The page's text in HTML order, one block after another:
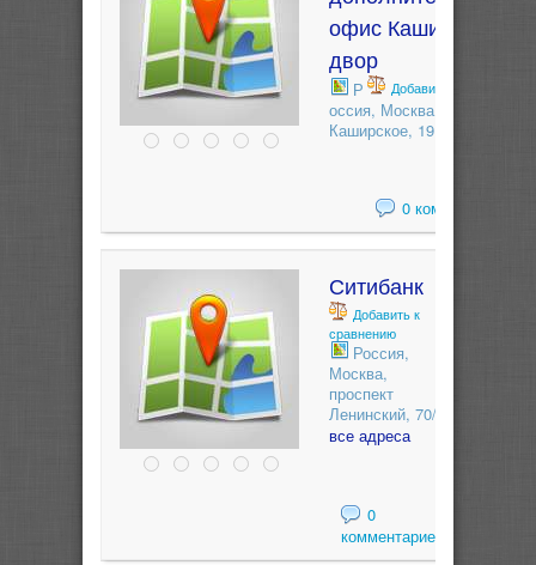
офис Каширский
двор
Добавить к сравнению
Р
оссия, Москва, шоссе
Каширское, 19 - корп.2
0 комментариев
Ситибанк
Добавить к
сравнению
Россия,
Москва,
проспект
Ленинский, 70/11
все адреса
0
комментариев